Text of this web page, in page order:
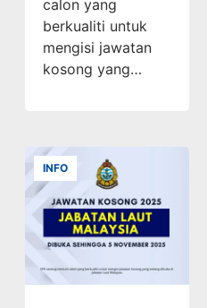
calon yang
berkualiti untuk
mengisi jawatan
kosong yang…
INFO